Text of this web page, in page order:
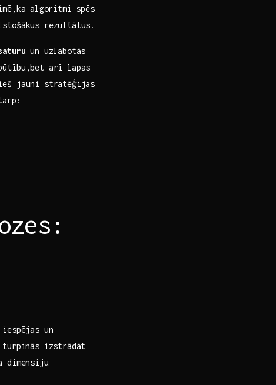
algoritmi spēs
rezultātus.
un uzlabotās⁤
arī lapas
jauni stratēģijas
un
izstrādāt
dimensiju